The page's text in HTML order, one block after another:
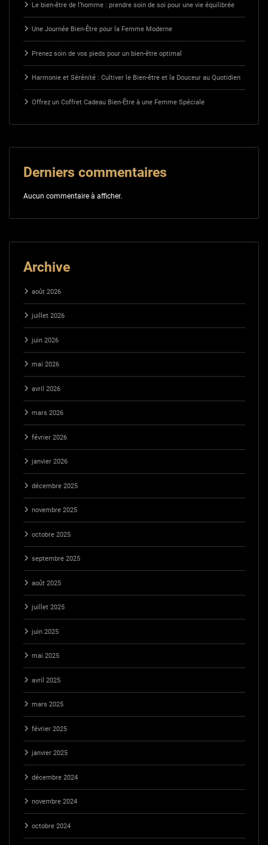
Le bien-être de l’homme : prendre soin de soi pour une vie équilibrée
Une Journée Bien-Être pour la Femme Moderne
Prenez soin de vos pieds pour un bien-être optimal
Harmonie et Sérénité : Cultiver le Bien-être et la Douceur au Quotidien
Offrez un Coffret Cadeau Bien-Être à une Femme Spéciale
Derniers commentaires
Aucun commentaire à afficher.
Archive
août 2026
juillet 2026
juin 2026
mai 2026
avril 2026
mars 2026
février 2026
janvier 2026
décembre 2025
novembre 2025
octobre 2025
septembre 2025
août 2025
juillet 2025
juin 2025
mai 2025
avril 2025
mars 2025
février 2025
janvier 2025
décembre 2024
novembre 2024
octobre 2024